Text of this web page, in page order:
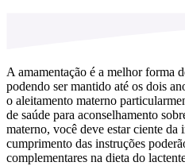
A amamentação é a melhor forma
podendo ser mantido até os dois
o aleitamento materno
de saúde para aconselhamento
materno, você deve estar ciente
cumprimento das instruções
complementares na dieta do